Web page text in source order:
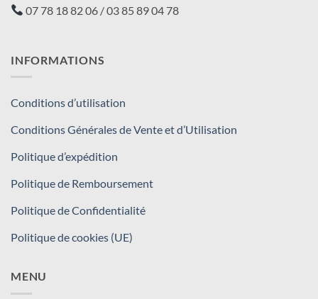
07 78 18 82 06 / 03 85 89 04 78
INFORMATIONS
Conditions d’utilisation
Conditions Générales de Vente et d’Utilisation
Politique d’expédition
Politique de Remboursement
Politique de Confidentialité
Politique de cookies (UE)
MENU